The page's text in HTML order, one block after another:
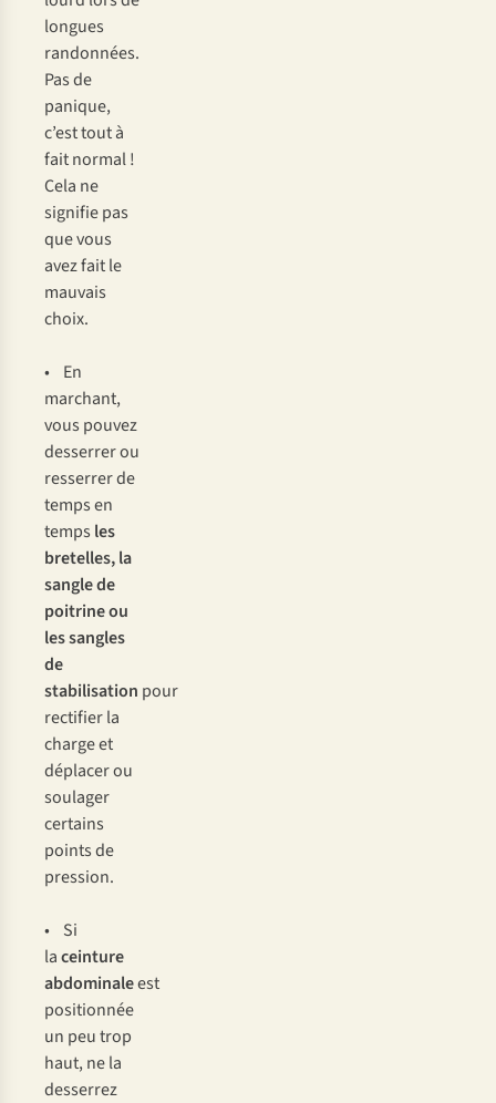
longues
randonnées.
Pas de
panique,
c’est tout à
fait normal !
Cela ne
signifie pas
que vous
avez fait le
mauvais
choix.
• En
marchant,
vous pouvez
desserrer ou
resserrer de
temps en
temps les
bretelles, la
sangle de
poitrine ou
les sangles
de
stabilisation pour
rectifier la
charge et
déplacer ou
soulager
certains
points de
pression.
• Si
laceinture
abdominaleest
positionnée
un peu trop
haut, ne la
desserrez